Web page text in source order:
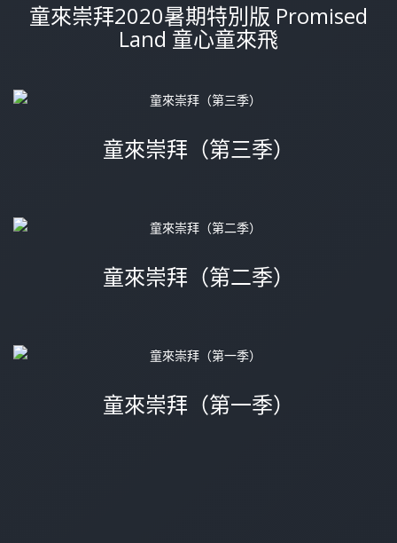
童來崇拜2020暑期特別版 Promised
Land 童心童來飛
童來崇拜（第三季）
童來崇拜（第二季）
童來崇拜（第一季）